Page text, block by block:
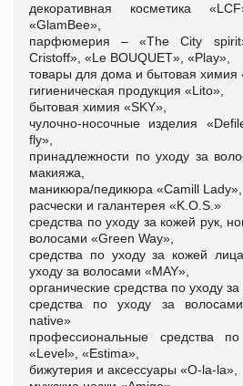
декоративная косметика
«GlamBee»,
парфюмерия – «The Сity
Cristoff», «Le BOUQUET», «Play»,
товары для дома и бытовая химия
гигиеническая продукция «Lito»,
бытовая химия «SKY»,
чулочно-носочные изделия
fly»,
принадлежности по уходу за
макияжа,
маникюра/педикюра «Camill Lady»,
расчески и галантерея «K.O.S.»
средства по уходу за кожей рук,
волосами «Green Way»,
средства по уходу за кожей
уходу за волосами «MAY»,
органические средства по уходу
средства по уходу за
native»
профессиональные средства
«Level», «Estima»,
бижутерия и аксессуары «O-la-la»,